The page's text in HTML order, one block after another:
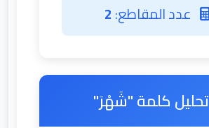
عدد المقاطع:2
كلمة "شَهْرَ"